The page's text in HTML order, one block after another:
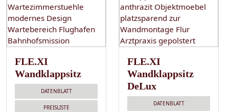
FLE.XI
Wandklappsitz
DATENBLATT
PREISLISTE
FLE.XI
Wandklappsitz
DeLux
DATENBLATT